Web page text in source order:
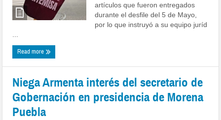
artículos que fueron entregados
durante el desfile del 5 de Mayo,
por lo que instruyó a su equipo juríd
Read more
Niega Armenta interés del secretario de
Gobernación en presidencia de Morena
Puebla